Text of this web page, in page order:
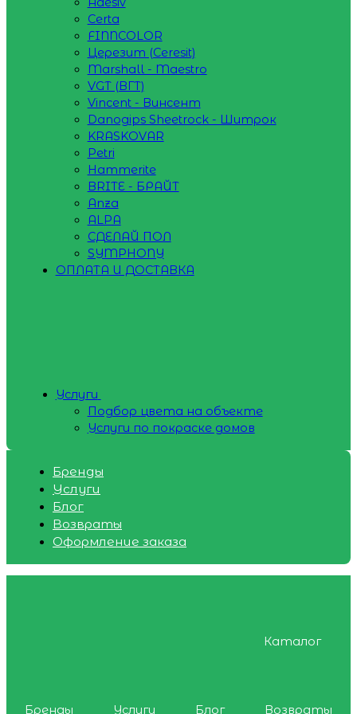
Certa
FINNCOLOR
Церезит (Ceresit)
Marshall - Maestro
VGT (ВГТ)
Vincent - Винсент
Danogips Sheetrock - Шитрок
KRASKOVAR
Petri
Hammerite
BRITE - БРАЙТ
Anza
ALPA
СДЕЛАЙ ПОЛ
SYMPHONY
ОПЛАТА И ДОСТАВКА
Услуги
Подбор цвета на объекте
Услуги по покраске домов
Бренды
Услуги
Блог
Возвраты
Оформление заказа
Каталог
Бренды Услуги Блог
Возвраты